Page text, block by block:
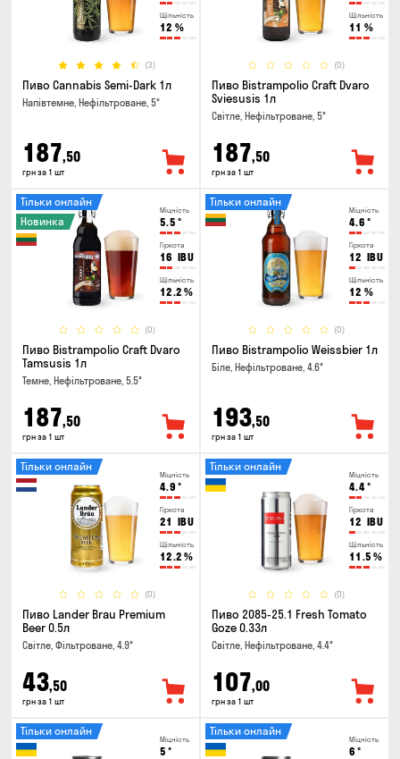
Щільність
12 %
(3)
Пиво Cannabis Semi-Dark 1л
Напівтемне, Нефільтроване, 5°
187,50
грн за 1 шт
Щільність
11 %
(0)
Пиво Bistrampolio Craft Dvaro
Sviesusis 1л
Світле, Нефільтроване, 5°
187,50
грн за 1 шт
Міцність
5.5 °
Гіркота
16 IBU
Щільність
12.2 %
(0)
Тільки онлайн
Новинка
Пиво Bistrampolio Craft Dvaro
Tamsusis 1л
Темне, Нефільтроване, 5.5°
187,50
грн за 1 шт
Міцність
4.6 °
Гіркота
12 IBU
Щільність
12 %
(0)
Тільки онлайн
Пиво Bistrampolio Weissbier 1л
Біле, Нефільтроване, 4.6°
193,50
грн за 1 шт
Міцність
4.9 °
Гіркота
21 IBU
Щільність
12.2 %
(0)
Тільки онлайн
Пиво Lander Brau Premium
Beer 0.5л
Світле, Фільтроване, 4.9°
43,50
грн за 1 шт
Міцність
4.4°
Гіркота
12 IBU
Щільність
11.5 %
(0)
Тільки онлайн
Пиво 2085-25.1 Fresh Tomato
Goze 0.33л
Світле, Нефільтроване, 4.4°
107,00
грн за 1 шт
Міцність
5 °
Тільки онлайн
Міцність
6 °
Тільки онлайн